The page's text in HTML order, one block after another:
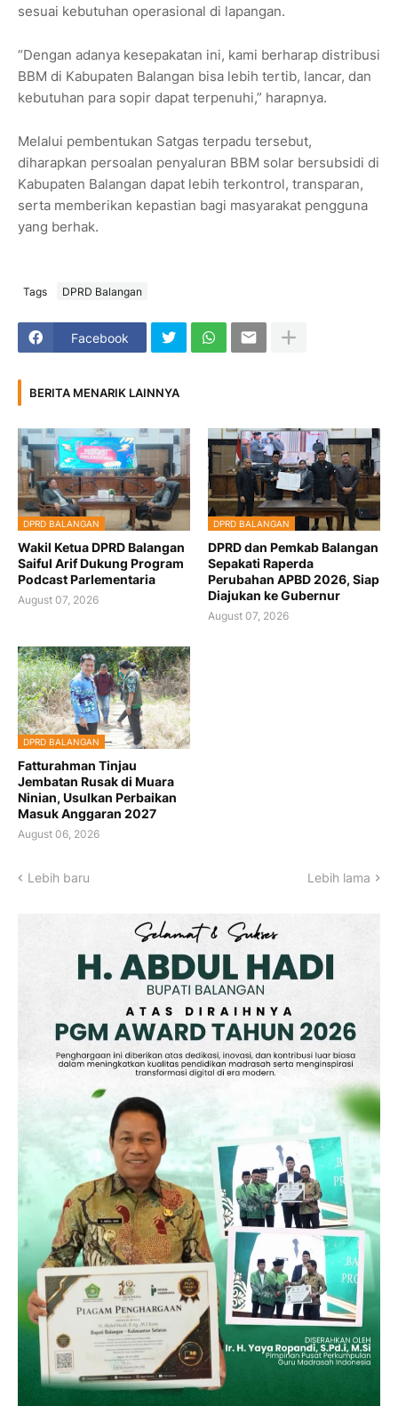
sesuai kebutuhan operasional di lapangan.
“Dengan adanya kesepakatan ini, kami berharap distribusi
BBM di Kabupaten Balangan bisa lebih tertib, lancar, dan
kebutuhan para sopir dapat terpenuhi,” harapnya.
Melalui pembentukan Satgas terpadu tersebut,
diharapkan persoalan penyaluran BBM solar bersubsidi di
Kabupaten Balangan dapat lebih terkontrol, transparan,
serta memberikan kepastian bagi masyarakat pengguna
yang berhak.
Tags DPRD Balangan
Facebook
BERITA MENARIK LAINNYA
DPRD BALANGAN
Wakil Ketua DPRD Balangan
Saiful Arif Dukung Program
Podcast Parlementaria
August 07, 2026
DPRD BALANGAN
DPRD dan Pemkab Balangan
Sepakati Raperda
Perubahan APBD 2026, Siap
Diajukan ke Gubernur
August 07, 2026
DPRD BALANGAN
Fatturahman Tinjau
Jembatan Rusak di Muara
Ninian, Usulkan Perbaikan
Masuk Anggaran 2027
August 06, 2026
Lebih baru Lebih lama